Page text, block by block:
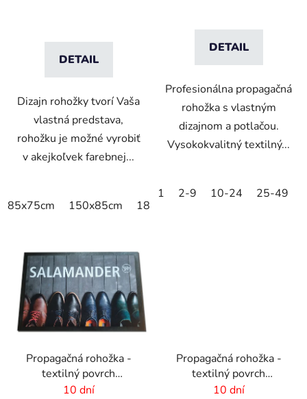
DETAIL
Dizajn rohožky tvorí Vaša
vlastná predstava,
rohožku je možné vyrobiť
v akejkoľvek farebnej...
85x75cm 150x85cm 180x115cm
DETAIL
Profesionálna propagačná
rohožka s vlastným
dizajnom a potlačou.
Vysokokvalitný textilný...
1 2-9 10-24 25-49
Propagačná rohožka -
textilný povrch
-85x150 cm
10 dní
Propagačná rohožka -
textilný povrch
-150x300cm
10 dní